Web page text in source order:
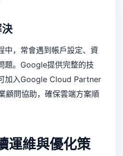
中，常會遇到帳戶設定、資
題。Google提供完整的技
加入Google Cloud Partner
顧問協助，確保雲端方案順
運維與優化策